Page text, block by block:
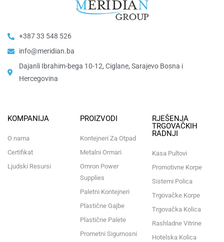
+387 33 548 526
info@meridian.ba
Dajanli Ibrahim-bega 10-12, Ciglane, Sarajevo Bosna i
Hercegovina​
KOMPANIJA
O nama
Certifikat
Ljudski Resursi
PROIZVODI
Kontejneri Za Otpad
Metalni Ormari
Omron Power
Supplies
Paletni Kontejneri
Plastične Gajbe
Plastične Palete
Prometni Sigurnosni
RJEŠENJA
TRGOVAČKIH
RADNJI
Kasa Pultovi
Promotivne Korpe
Sistemi Polica
Trgovačke Korpe
Trgovačka Kolica
Rashladne Vitrine
Hotelska Kolica